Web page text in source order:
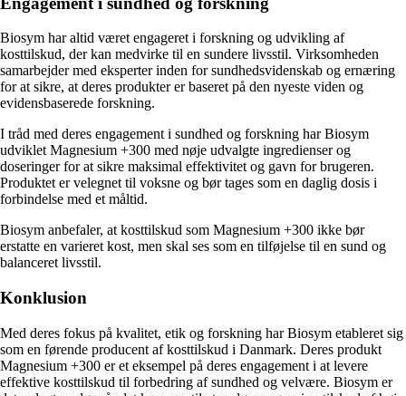
Biosym har altid været engageret i forskning og udvikling af
kosttilskud, der kan medvirke til en sundere livsstil. Virksomheden
samarbejder med eksperter inden for sundhedsvidenskab og ernæring
for at sikre, at deres produkter er baseret på den nyeste viden og
evidensbaserede forskning.
I tråd med deres engagement i sundhed og forskning har Biosym
udviklet Magnesium +300 med nøje udvalgte ingredienser og
doseringer for at sikre maksimal effektivitet og gavn for brugeren.
Produktet er velegnet til voksne og bør tages som en daglig dosis i
forbindelse med et måltid.
Biosym anbefaler, at kosttilskud som Magnesium +300 ikke bør
erstatte en varieret kost, men skal ses som en tilføjelse til en sund og
balanceret livsstil.
Konklusion
Med deres fokus på kvalitet, etik og forskning har Biosym etableret sig
som en førende producent af kosttilskud i Danmark. Deres produkt
Magnesium +300 er et eksempel på deres engagement i at levere
effektive kosttilskud til forbedring af sundhed og velvære. Biosym er